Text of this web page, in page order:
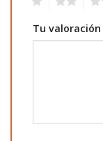
Tu valoración